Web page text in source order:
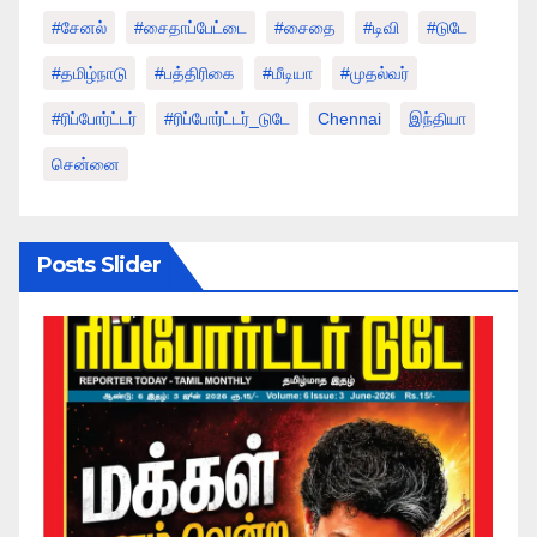
#சேனல் #சைதாப்பேட்டை #சைதை #டிவி #டுடே
#தமிழ்நாடு #பத்திரிகை #மீடியா #முதல்வர்
#ரிப்போர்ட்டர் #ரிப்போர்ட்டர்_டுடே Chennai இந்தியா
சென்னை
Posts Slider